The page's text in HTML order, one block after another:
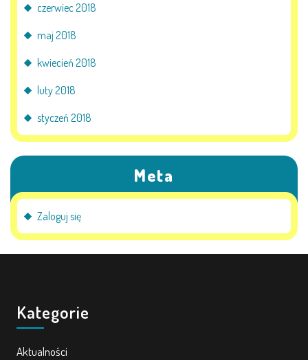
czerwiec 2018
maj 2018
kwiecień 2018
luty 2018
styczeń 2018
Meta
Zaloguj się
Kategorie
Aktualności